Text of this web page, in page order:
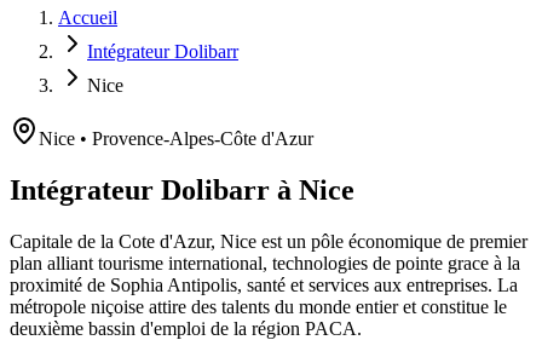
Accueil
Intégrateur Dolibarr
Nice
Nice • Provence-Alpes-Côte d'Azur
Intégrateur Dolibarr à Nice
Capitale de la Cote d'Azur, Nice est un pôle économique de premier
plan alliant tourisme international, technologies de pointe grace à la
proximité de Sophia Antipolis, santé et services aux entreprises. La
métropole niçoise attire des talents du monde entier et constitue le
deuxième bassin d'emploi de la région PACA.